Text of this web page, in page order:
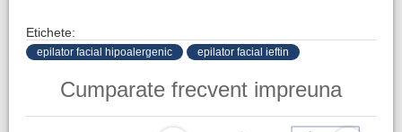
Etichete:
epilator facial hipoalergenic epilator facial ieftin
Cumparate frecvent impreuna